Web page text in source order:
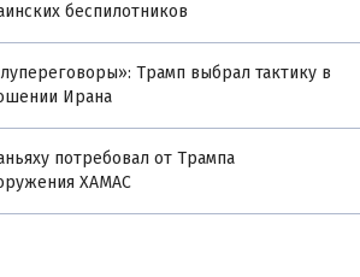
беспилотников
Трамп выбрал тактику в
Ирана
потребовал от Трампа
ХАМАС